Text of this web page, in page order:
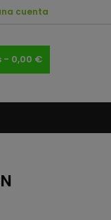
cuenta
- 0,00 €